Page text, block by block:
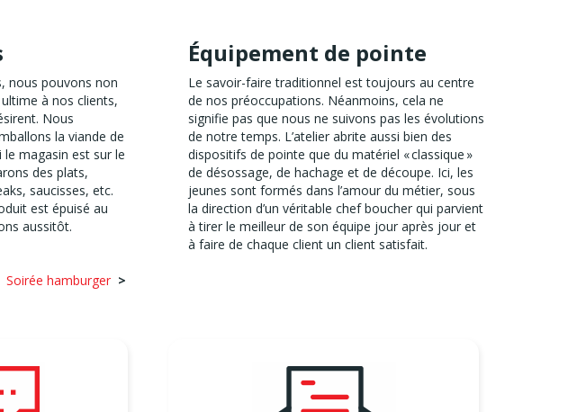
nous pouvons non
à nos clients,
Nous
la viande de
magasin est sur le
des plats,
saucisses, etc.
est épuisé au
aussitôt.
Équipement de pointe
Le savoir-faire traditionnel est toujours au centre
de nos préoccupations. Néanmoins, cela ne
signifie pas que nous ne suivons pas les évolutions
de notre temps. L’atelier abrite aussi bien des
dispositifs de pointe que du matériel « classique »
de désossage, de hachage et de découpe. Ici, les
jeunes sont formés dans l’amour du métier, sous
la direction d’un véritable chef boucher qui parvient
à tirer le meilleur de son équipe jour après jour et
à faire de chaque client un client satisfait.
Soirée hamburger